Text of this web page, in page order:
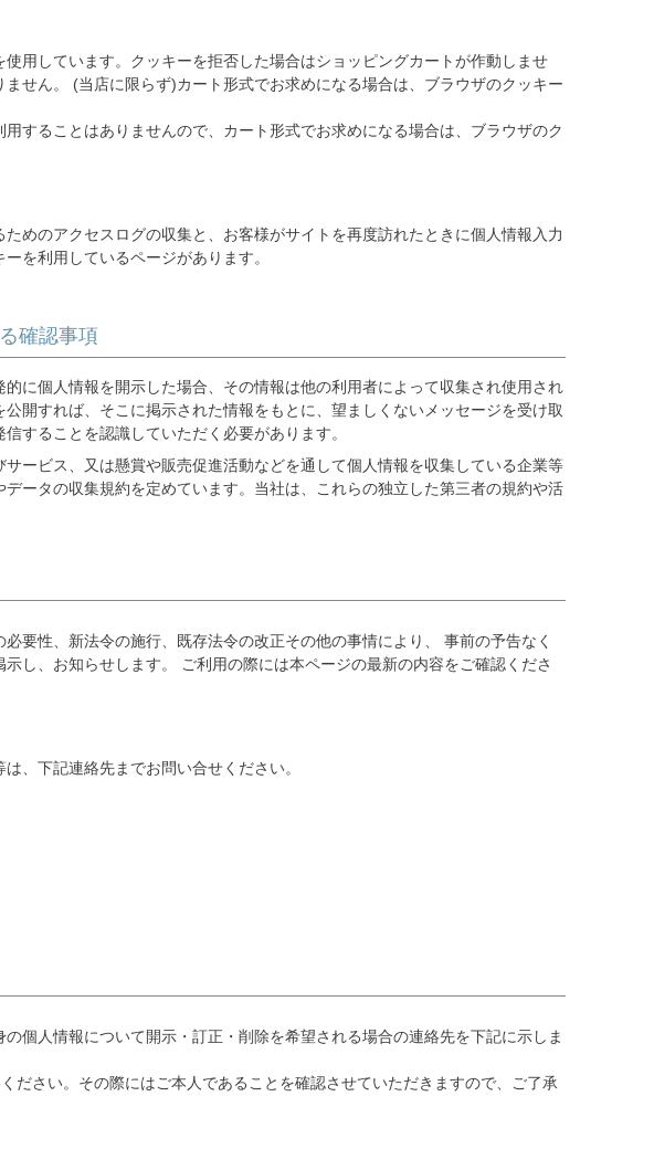
用しています。クッキーを拒否した場合はショッピングカートが作動しませ
せん。 (当店に限らず)カート形式でお求めになる場合は、ブラウザのクッキー
することはありませんので、カート形式でお求めになる場合は、ブラウザのク
めのアクセスログの収集と、お客様がサイトを再度訪れたときに個人情報入力
を利用しているページがあります。
確認事項
に個人情報を開示した場合、その情報は他の利用者によって収集され使用され
開すれば、そこに掲示された情報をもとに、望ましくないメッセージを受け取
することを認識していただく必要があります。
ービス、又は懸賞や販売促進活動などを通して個人情報を収集している企業等
ータの収集規約を定めています。当社は、これらの独立した第三者の規約や活
要性、新法令の施行、既存法令の改正その他の事情により、 事前の予告なく
し、お知らせします。 ご利用の際には本ページの最新の内容をご確認くださ
、下記連絡先までお問い合せください。
個人情報について開示・訂正・削除を希望される場合の連絡先を下記に示しま
ださい。その際にはご本人であることを確認させていただきますので、ご了承